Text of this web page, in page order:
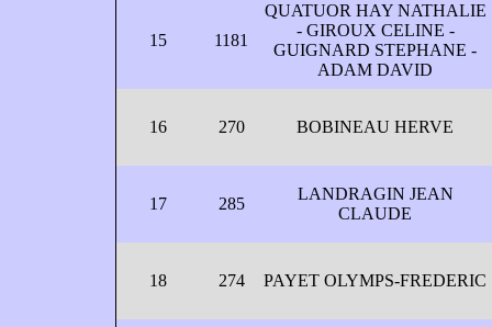
15 1181
QUATUOR HAY NATHALIE
- GIROUX CELINE -
GUIGNARD STEPHANE -
ADAM DAVID
16 270 BOBINEAU HERVE
17 285
LANDRAGIN JEAN
CLAUDE
18 274 PAYET OLYMPS-FREDERIC